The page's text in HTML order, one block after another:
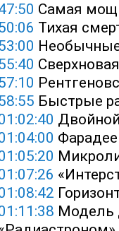
Самая
Тихая
Быстрые
Модель